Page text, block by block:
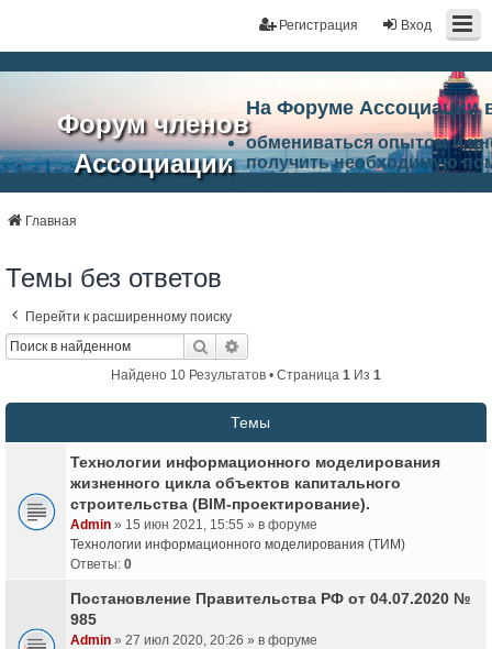
Вход
Регистрация
Форум членов
Ассоциации
портал"
На Форуме Ассоциации
обмениваться опытом и
получить необходимую
Главная
Темы без ответов
Перейти к расширенному поиску
Поиск
Найдено 10 Результатов • Страница 1 Из 1
Темы
Технологии информационного моделирования
жизненного цикла объектов капитального
строительства (BIM-проектирование).
Admin » 15 июн 2021, 15:55 » в форуме
Технологии информационного моделирования (ТИМ)
Ответы: 0
Постановление Правительства РФ от 04.07.2020 №
985
Admin » 27 июл 2020, 20:26 » в форуме